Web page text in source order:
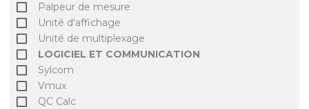
Palpeur de mesure
Unité d'affichage
Unité de multiplexage
LOGICIEL ET COMMUNICATION
Sylcom
Vmux
QC Calc